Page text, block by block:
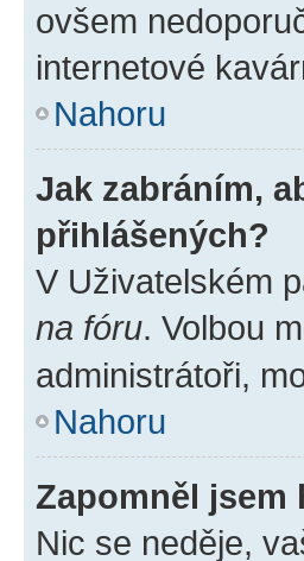
ovšem
internetové
Nahoru
Jak zabráním,
přihlášených?
V Uživatelském
na fóru. Volbou
administrátoři,
Nahoru
Zapomněl jsem
Nic se neděje,